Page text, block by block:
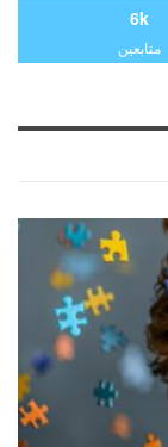
6k
متابعين